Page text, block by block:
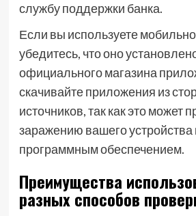
службу поддержки банка.
Если вы используете
убедитесь, что оно
официального магазина
скачивайте приложения из
источников, так как это может
заражению вашего
программным обеспечением.
Преимущества
разных способов